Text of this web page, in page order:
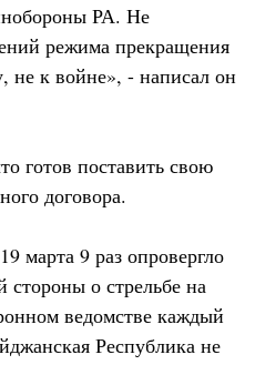
РА. Не
режима прекращения
не к войне», - написал он
готов поставить свою
договора.
марта 9 раз опровергло
стороны о стрельбе на
ведомстве каждый
Республика не